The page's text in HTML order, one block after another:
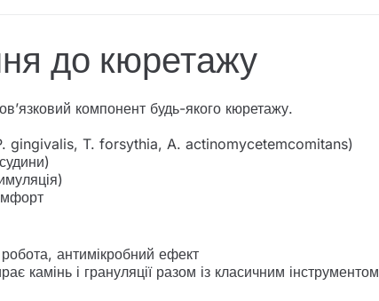
до кюретажу
компонент будь-якого кюретажу.
gingivalis, T. forsythia, A. actinomycetemcomitans)
антимікробний ефект
камінь і грануляції разом із класичним інструментом